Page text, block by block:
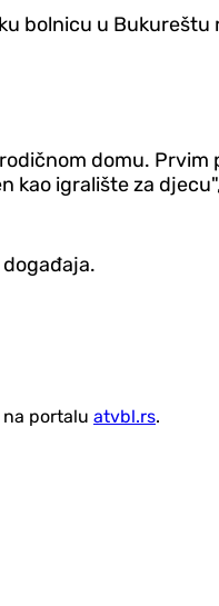
bolnicu u Bukureštu
domu. Prvim
kao igralište za
portalu atvbl.rs.